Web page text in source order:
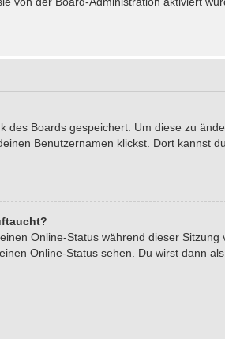
Boards gespeichert. Um diese zu
Benutzernamen klickst. Dort kannst
Online-Status während dieser Sitzung
Online-Status sehen. Du wirst dann